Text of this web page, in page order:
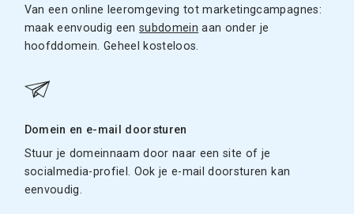
Van een online leeromgeving tot marketingcampagnes:
maak eenvoudig eensubdomein aan onder je
hoofddomein. Geheel kosteloos.
Domein en e-mail doorsturen
Stuur je domeinnaam door naar een site of je
socialmedia-profiel. Ook je e-mail doorsturen kan
eenvoudig.